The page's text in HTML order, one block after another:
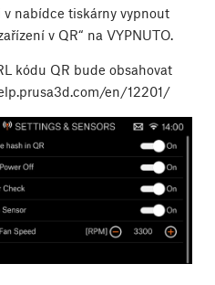
nabídce tiskárny vypnout
v QR“ na VYPNUTO.
kódu QR bude obsahovat
en/12201/